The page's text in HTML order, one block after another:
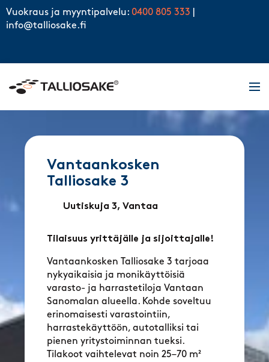
Skip to content
Vuokraus ja myyntipalvelu: 0400 805 333
info@talliosake.fi
Vantaankosken
Talliosake 3
Uutiskuja 3, Vantaa
Tilaisuus yrittäjälle ja sijoittajalle!
Vantaankosken Talliosake 3 tarjoaa
nykyaikaisia ja monikäyttöisiä
varasto- ja harrastetiloja Vantaan
Sanomalan alueella. Kohde soveltuu
erinomaisesti varastointiin,
harrastekäyttöön, autotalliksi tai
pienen yritystoiminnan tueksi.
Tilakoot vaihtelevat noin 25–70 m²